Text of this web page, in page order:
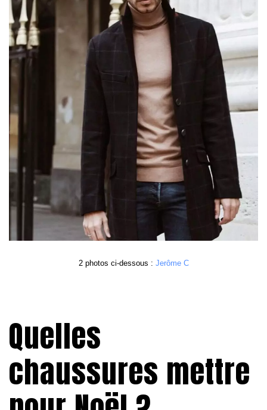
2 photos ci-dessous : Jerôme C
Quelles
chaussures mettre